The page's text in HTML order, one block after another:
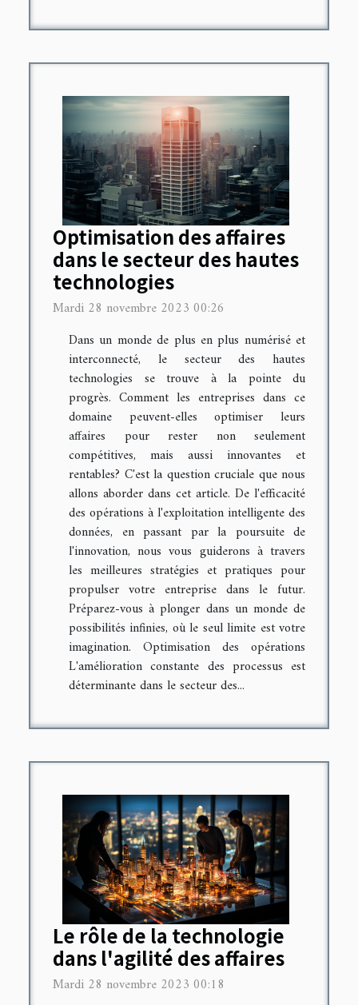
Optimisation des affaires
dans le secteur des hautes
technologies
Mardi 28 novembre 2023 00:26
Dans un monde de plus en plus numérisé et
interconnecté, le secteur des hautes
technologies se trouve à la pointe du
progrès. Comment les entreprises dans ce
domaine peuvent-elles optimiser leurs
affaires pour rester non seulement
compétitives, mais aussi innovantes et
rentables? C'est la question cruciale que nous
allons aborder dans cet article. De l'efficacité
des opérations à l'exploitation intelligente des
données, en passant par la poursuite de
l'innovation, nous vous guiderons à travers
les meilleures stratégies et pratiques pour
propulser votre entreprise dans le futur.
Préparez-vous à plonger dans un monde de
possibilités infinies, où le seul limite est votre
imagination. Optimisation des opérations
L'amélioration constante des processus est
déterminante dans le secteur des...
Le rôle de la technologie
dans l'agilité des affaires
Mardi 28 novembre 2023 00:18